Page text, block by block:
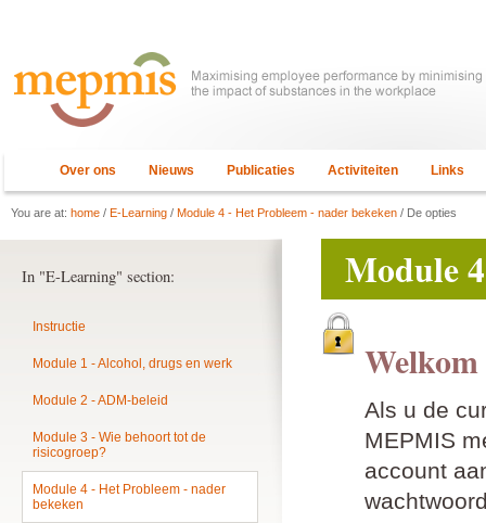
Over ons Nieuws Publicaties Activiteiten Links
You are at: home / E-Learning / Module 4 - Het Probleem - nader bekeken / De opties
Module
Als u de
MEPMIS
account
In "E-Learning" section:
Instructie
Module 1 - Alcohol, drugs en werk
Module 2 - ADM-beleid
Module 3 - Wie behoort tot de
risicogroep?
Module 4 - Het Probleem - nader
bekeken